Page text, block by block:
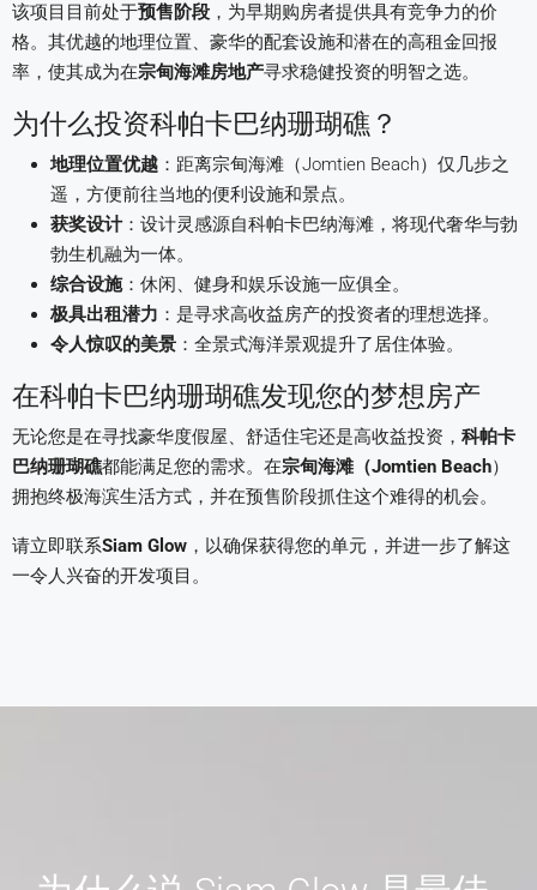
该项目目前处于预售阶段 ，为早期购房者提供具有竞争力的价
格。其优越的地理位置、豪华的配套设施和潜在的高租金回报
率，使其成为在宗甸海滩房地产寻求稳健投资的明智之选。
为什么投资科帕卡巴纳珊瑚礁？
地理位置优越 ：距离宗甸海滩（Jomtien Beach）仅几步之
遥，方便前往当地的便利设施和景点。
获奖设计：设计灵感源自科帕卡巴纳海滩，将现代奢华与勃
勃生机融为一体。
综合设施：休闲、健身和娱乐设施一应俱全。
极具出租潜力 ：是寻求高收益房产的投资者的理想选择。
令人惊叹的美景 ：全景式海洋景观提升了居住体验。
在科帕卡巴纳珊瑚礁发现您的梦想房产
无论您是在寻找豪华度假屋、舒适住宅还是高收益投资， 科帕卡
巴纳珊瑚礁都能满足您的需求。在宗甸海滩（Jomtien Beach）
拥抱终极海滨生活方式，并在预售阶段抓住这个难得的机会。
请立即联系Siam Glow ，以确保获得您的单元，并进一步了解这
一令人兴奋的开发项目。